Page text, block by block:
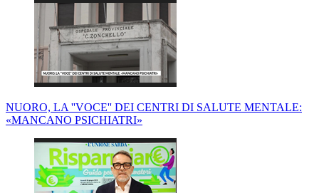
NUORO, LA ''VOCE'' DEI CENTRI DI SALUTE MENTALE:
«MANCANO PSICHIATRI»